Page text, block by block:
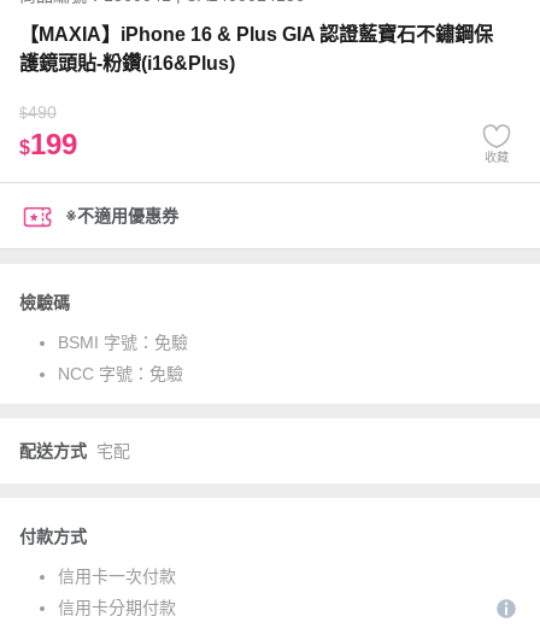
【MAXIA】iPhone 16 & Plus GIA 認證藍寶石不鏽鋼保
護鏡頭貼-粉鑽(i16&Plus)
$490
$199 收藏
※不適用優惠券
檢驗碼
BSMI 字號： 免驗
NCC 字號： 免驗
配送方式 宅配
付款方式
信用卡一次付款
信用卡分期付款